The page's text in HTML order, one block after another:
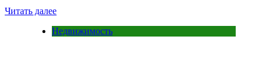
Читать далее
Недвижимость